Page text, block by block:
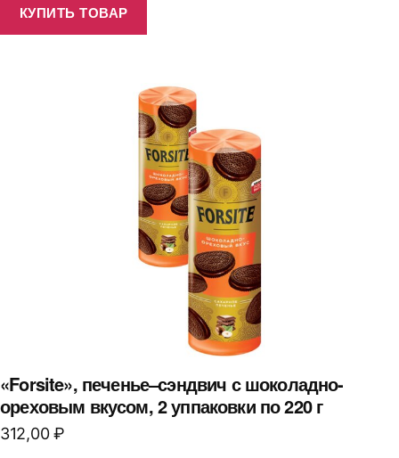
КУПИТЬ ТОВАР
«Forsite», печенье–сэндвич с шоколадно-
ореховым вкусом, 2 уппаковки по 220 г
312,00₽